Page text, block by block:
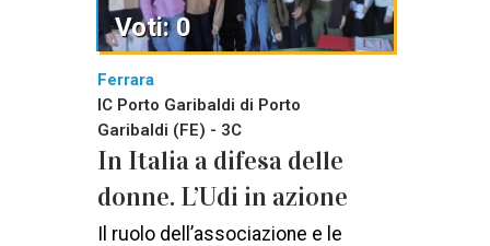
Ferrara
IC Porto Garibaldi di Porto
Garibaldi (FE) - 3C
In Italia a difesa delle
donne. L’Udi in azione
Il ruolo dell’associazione e le
Voti: 0